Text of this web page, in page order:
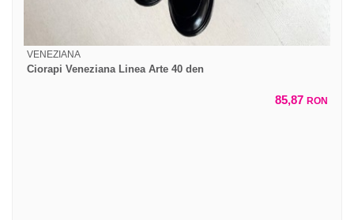
VENEZIANA
Ciorapi Veneziana Linea Arte 40 den
85,87 RON